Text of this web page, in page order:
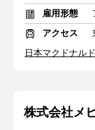
雇用形態
アクセス
日本マクドナル
株式会社メ